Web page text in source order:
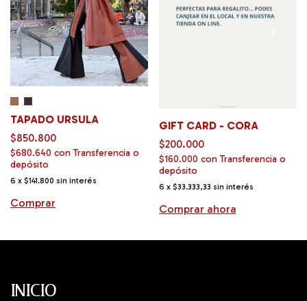
TAPADO URSULA
$850.800
$680.640 con Transferencia o
depósito
6 x $141.800 sin interés
Comprar
GIFT CARD - CORA
$200.000
$160.000 con Transferencia o
depósito
6 x $33.333,33 sin interés
INICIO